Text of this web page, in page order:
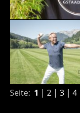
Seite: 1 | 2 | 3 | 4